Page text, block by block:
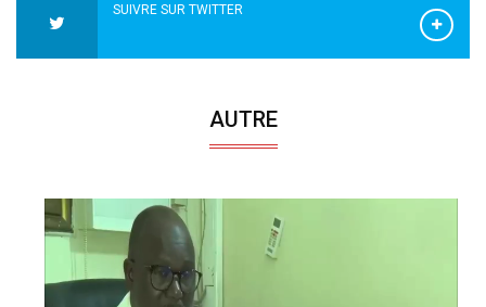
SUIVRE SUR TWITTER
AUTRE